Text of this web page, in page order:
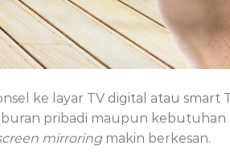
ke layar TV digital atau smart
pribadi maupun kebutuhan
mirroringmakin berkesan.